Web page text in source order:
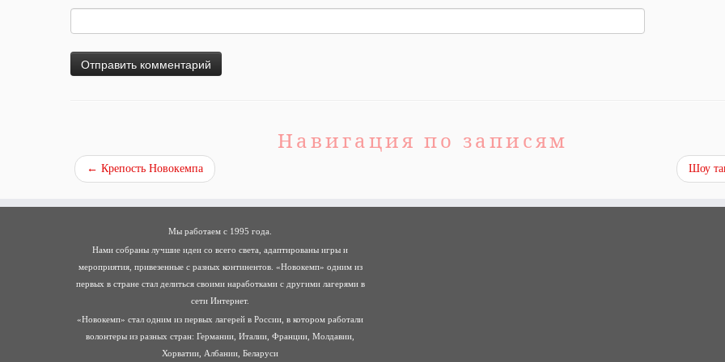
Навигация по записям
← Крепость Новокемпа Шоу
Мы работаем с 1995 года.
Нами собраны лучшие идеи со всего света, адаптированы игры и
мероприятия, привезенные с разных континентов. «Новокемп» одним из
первых в стране стал делиться своими наработками с другими лагерями в
сети Интернет.
«Новокемп» стал одним из первых лагерей в России, в котором работали
волонтеры из разных стран: Германии, Италии, Франции, Молдавии,
Хорватии, Албании, Беларуси